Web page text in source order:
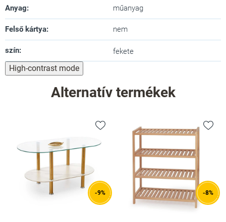
Anyag: műanyag
Felső kártya: nem
szín: fekete
High-contrast mode
Alternatív termékek
-9% -8%